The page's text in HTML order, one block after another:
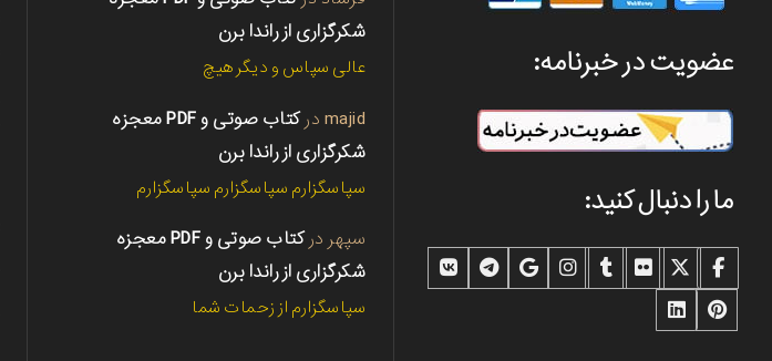
شکرگزاری از راندا برن
عالی سپاس و دیگر هیچ
majid در
کتاب صوتی و PDF معجزه
شکرگزاری از راندا برن
سپاسگزارم سپاسگزارم سپاسگزارم
سپهر در
کتاب صوتی و PDF معجزه
شکرگزاری از راندا برن
سپاسگزارم از زحمات شما
عضویت در خبرنامه:
ما را دنبال کنید: